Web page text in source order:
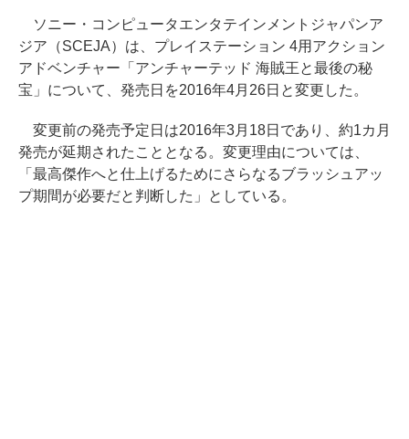
ソニー・コンピュータエンタテインメントジャパンア
ジア（SCEJA）は、プレイステーション 4用アクション
アドベンチャー「アンチャーテッド 海賊王と最後の秘
宝」について、発売日を2016年4月26日と変更した。
変更前の発売予定日は2016年3月18日であり、約1カ月
発売が延期されたこととなる。変更理由については、
「最高傑作へと仕上げるためにさらなるブラッシュアッ
プ期間が必要だと判断した」としている。